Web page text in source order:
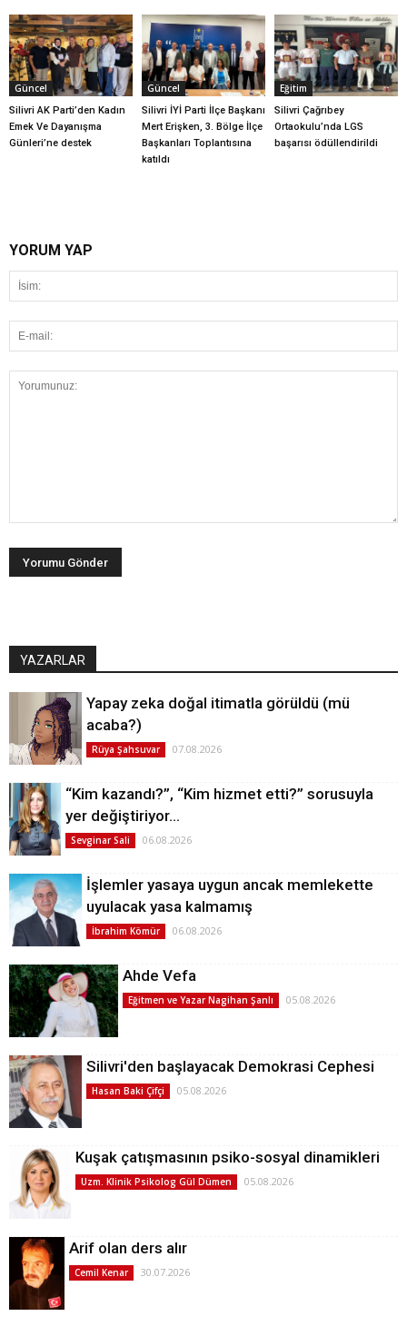
Güncel
Silivri AK Parti’den Kadın
Emek Ve Dayanışma
Günleri’ne destek
Güncel
Silivri İYİ Parti İlçe Başkanı
Mert Erişken, 3. Bölge İlçe
Başkanları Toplantısına
katıldı
Eğitim
Silivri Çağrıbey
Ortaokulu’nda LGS
başarısı ödüllendirildi
YORUM YAP
YAZARLAR
Yapay zeka doğal itimatla görüldü (mü
acaba?)
Rüya Şahsuvar 07.08.2026
“Kim kazandı?”, “Kim hizmet etti?” sorusuyla
yer değiştiriyor…
Sevginar Sali 06.08.2026
İşlemler yasaya uygun ancak memlekette
uyulacak yasa kalmamış
İbrahim Kömür 06.08.2026
Ahde Vefa
Eğitmen ve Yazar Nagihan Şanlı 05.08.2026
Silivri'den başlayacak Demokrasi Cephesi
Hasan Baki Çifçi 05.08.2026
Kuşak çatışmasının psiko-sosyal dinamikleri
Uzm. Klinik Psikolog Gül Dümen 05.08.2026
Arif olan ders alır
Cemil Kenar 30.07.2026